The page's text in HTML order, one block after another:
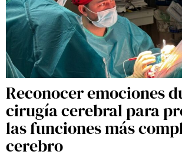
Reconocer emociones
cirugía cerebral para
las funciones más
cerebro